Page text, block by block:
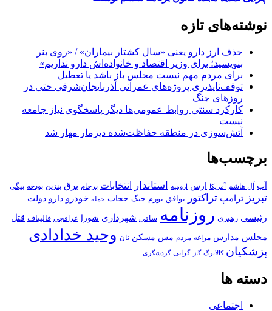
نوشته‌های تازه
حذف ارز دارو یعنی «سال کشتار بیماران» / «روی بنر
بنویسید؛ برای وزیر اقتصاد و خانواده‌اش دارو نداریم»
برای مردم مهم نیست مجلس باز باشد یا تعطیل
توقف‌ناپذیری پروژه‌های عمرانی آذربایجان‌شرقی حتی در
روزهای جنگ
کارکرد سنتی روابط عمومی‌ها دیگر پاسخگوی نیاز جامعه
نیست
آتش‌سوزی در منطقه حفاظت‌شده دیزمار مهار شد
برچسب‌ها
آب آل هاشم آمریکا ارس ارومیه استاندار انتخابات برجام برق بنزین بودجه بیگی
تبریز ترامپ تراکتور توافق تورم جنگ حجاب حمله خودرو دارو دولت
رئیسی رهبری روزنامه ساقی شهرداری شورا عراقچی قالیباف قتل
مجلس مدارس مراغه مردم مس مسکن نان وحید خدادادی
پزشکیان کالابرگ گاز گرانی گردشگری
دسته ها
اجتماعی